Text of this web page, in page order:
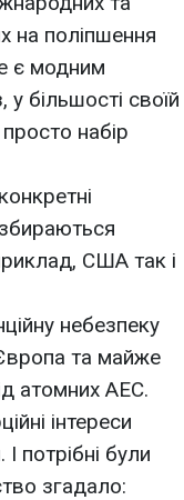
на поліпшення
є модним
більшості своїй
набір
США так і
небезпеку
та майже
атомних АЕС.
інтереси
потрібні були
згадало: